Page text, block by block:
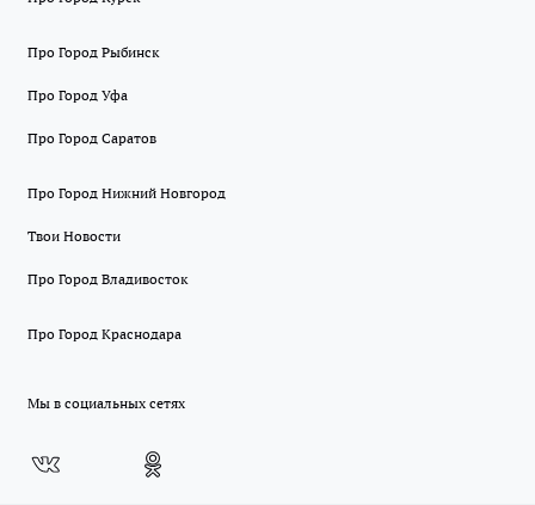
Про Город Рыбинск
Про Город Уфа
Про Город Саратов
Про Город Нижний Новгород
Твои Новости
Про Город Владивосток
Про Город Краснодара
Мы в социальных сетях